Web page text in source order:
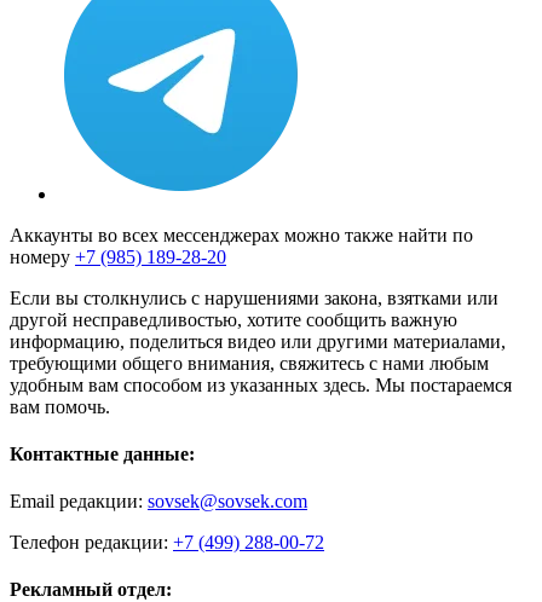
Аккаунты во всех мессенджерах можно также найти по
номеру +7 (985) 189-28-20
Если вы столкнулись с нарушениями закона, взятками или
другой несправедливостью, хотите сообщить важную
информацию, поделиться видео или другими материалами,
требующими общего внимания, свяжитесь с нами любым
удобным вам способом из указанных здесь. Мы постараемся
вам помочь.
Контактные данные:
Email редакции: sovsek@sovsek.com
Телефон редакции: +7 (499) 288-00-72
Рекламный отдел: